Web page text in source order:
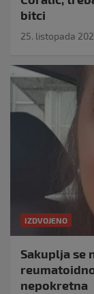
bitci
25. listopada
IZDVOJENO
Sakuplja se
nepokretna